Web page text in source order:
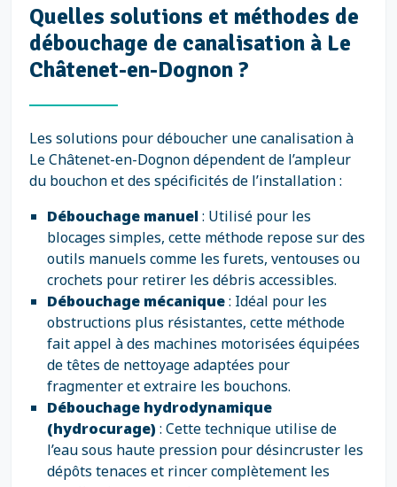
Quelles solutions et méthodes de
débouchage de canalisation à Le
Châtenet-en-Dognon ?
Les solutions pour déboucher une canalisation à
Le Châtenet-en-Dognon dépendent de l’ampleur
du bouchon et des spécificités de l’installation :
Débouchage manuel: Utilisé pour les
blocages simples, cette méthode repose sur des
outils manuels comme les furets, ventouses ou
crochets pour retirer les débris accessibles.
Débouchage mécanique: Idéal pour les
obstructions plus résistantes, cette méthode
fait appel à des machines motorisées équipées
de têtes de nettoyage adaptées pour
fragmenter et extraire les bouchons.
Débouchage hydrodynamique
(hydrocurage) : Cette technique utilise de
l’eau sous haute pression pour désincruster les
dépôts tenaces et rincer complètement les